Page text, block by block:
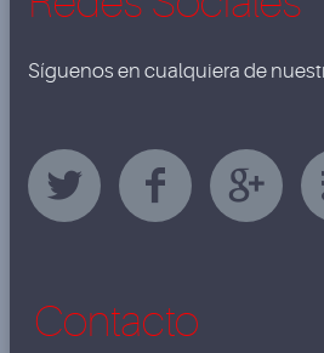
Síguenos en cualquiera de
Contacto